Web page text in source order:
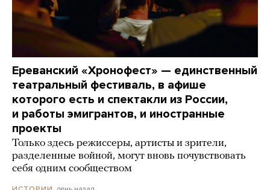
Ереванский «Хронофест» — единственный
театральный фестиваль, в афише
которого есть и спектакли из России,
и работы эмигрантов, и иностранные
проекты
Только здесь режиссеры, артисты и зрители,
разделенные войной, могут вновь почувствовать
себя одним сообществом